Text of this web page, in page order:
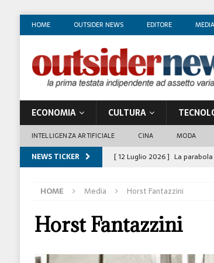
HOME OUTSIDER NEWS EDITORE
ECONOMIA CULTURA
INTELLIGENZA ARTIFICIALE CINA MODA
NEWS TICKER [ 12 Luglio 2026 ] La
[ 4 Luglio 2026 ] I mille volti
[ 1 Luglio 2026 ]
Il business
[ 29 Giugno 2026 ]
Fabio Di
ECONOMIA
HOME Media Horst Fantazzini
Horst Fantazzini